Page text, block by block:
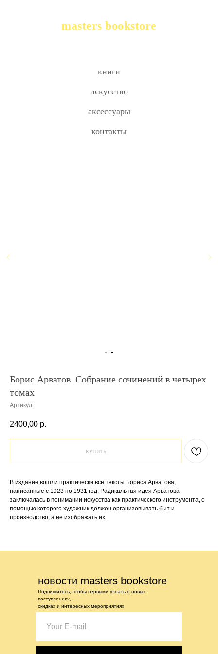
masters bookstore
книги
искусство
аксессуары
контакты
Борис Арватов. Собрание сочинений в четырех
томах
Артикул:
2400,00 р.
купить
В издание вошли практически все тексты Бориса Арватова,
написанные с 1923 по 1931 год. Радикальная идея Арватова
заключалась в понимании искусства как практического инструмента, с
помощью которого художник должен организовывать быт и
производство, а не изображать их.
новости masters bookstore
Подпишитесь, чтобы первыми узнать о новых
поступлениях,
скидках и интересных мероприятиях